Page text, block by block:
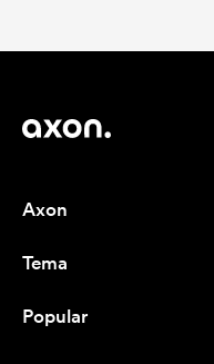
Axon
Nosotros
Careers
Tema
Más vendidos
Popular